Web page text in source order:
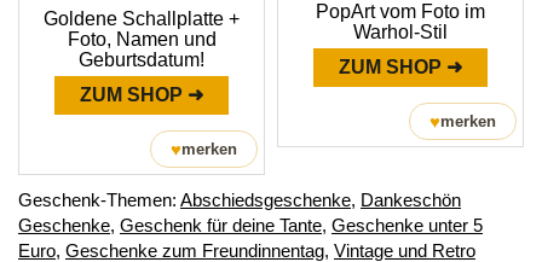
Goldene Schallplatte +
Foto, Namen und
Geburtsdatum!
ZUM SHOP ➜
♥merken
PopArt vom Foto im
Warhol-Stil
ZUM SHOP ➜
♥merken
Geschenk-Themen: Abschiedsgeschenke, Dankeschön
Geschenke, Geschenk für deine Tante, Geschenke unter 5
Euro, Geschenke zum Freundinnentag, Vintage und Retro